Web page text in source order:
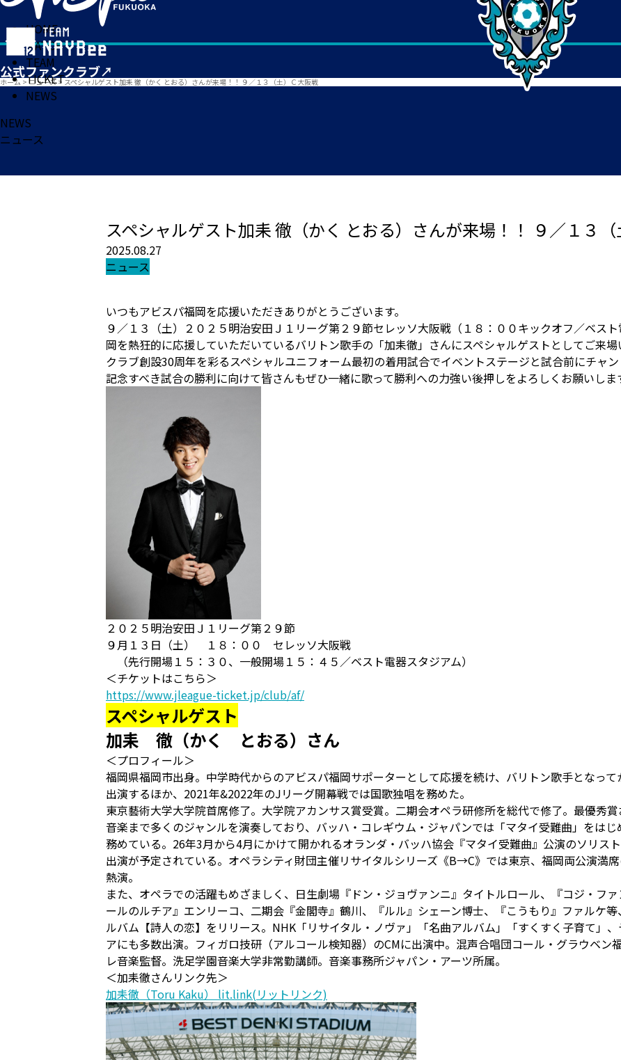
HOME
MATCH
TEAM
TICKET
NEWS
ホーム > ニュース> スペシャルゲスト加耒 徹（かく とおる）さんが来場！！ ９／１３（土）Ｃ大阪戦
NEWS
ニュース
スペシャルゲスト加耒 徹（かく とおる）さんが来場！！ ９／１３
2025.08.27
ニュース
いつもアビスパ福岡を応援いただきありがとうございます。
９／１３（土）２０２５明治安田Ｊ１リーグ第２９節セレッソ大阪戦（１８：００キックオフ／ベス
岡を熱狂的に応援していただいているバリトン歌手の「加耒徹」さんにスペシャルゲストとしてご来場
クラブ創設30周年を彩るスペシャルユニフォーム最初の着用試合でイベントステージと試合前にチャン
記念すべき試合の勝利に向けて皆さんもぜひ一緒に歌って勝利への力強い後押しをよろしくお願いしま
２０２５明治安田Ｊ１リーグ第２９節
９月１３日（土） １８：００ セレッソ大阪戦
（先行開場１５：３０、一般開場１５：４５／ベスト電器スタジアム）
＜チケットはこちら＞
https://www.jleague-ticket.jp/club/af/
スペシャルゲスト
加耒 徹（かく とおる）さん
＜プロフィール＞
福岡県福岡市出身。中学時代からのアビスパ福岡サポーターとして応援を続け、バリトン歌手となっ
出演するほか、2021年&2022年のJリーグ開幕戦では国歌独唱を務めた。
東京藝術大学大学院首席修了。大学院アカンサス賞受賞。二期会オペラ研修所を総代で修了。最優秀
音楽まで多くのジャンルを演奏しており、バッハ・コレギウム・ジャパンでは「マタイ受難曲」をは
務めている。26年3月から4月にかけて開かれるオランダ・バッハ協会『マタイ受難曲』公演のソリス
出演が予定されている。オペラシティ財団主催リサイタルシリーズ《B→C》では東京、福岡両公演満
熱演。
また、オペラでの活躍もめざましく、日生劇場『ドン・ジョヴァンニ』タイトルロール、『コジ・フ
ールのルチア』エンリーコ、二期会『金閣寺』鶴川、『ルル』シェーン博士、『こうもり』ファルケ
ルバム【詩人の恋】をリリース。NHK「リサイタル・ノヴァ」「名曲アルバム」「すくすく子育て」
アにも多数出演。フィガロ技研（アルコール検知器）のCMに出演中。混声合唱団コール・グラウベン
レ音楽監督。洗足学園音楽大学非常勤講師。音楽事務所ジャパン・アーツ所属。
＜加耒徹さんリンク先＞
加耒徹（Toru Kaku） lit.link(リットリンク)